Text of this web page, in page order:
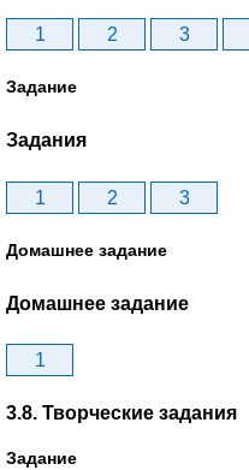
1 2 3
Задание
Задания
1 2 3
Домашнее задание
Домашнее задание
1
3.8. Творческие задания
Задание